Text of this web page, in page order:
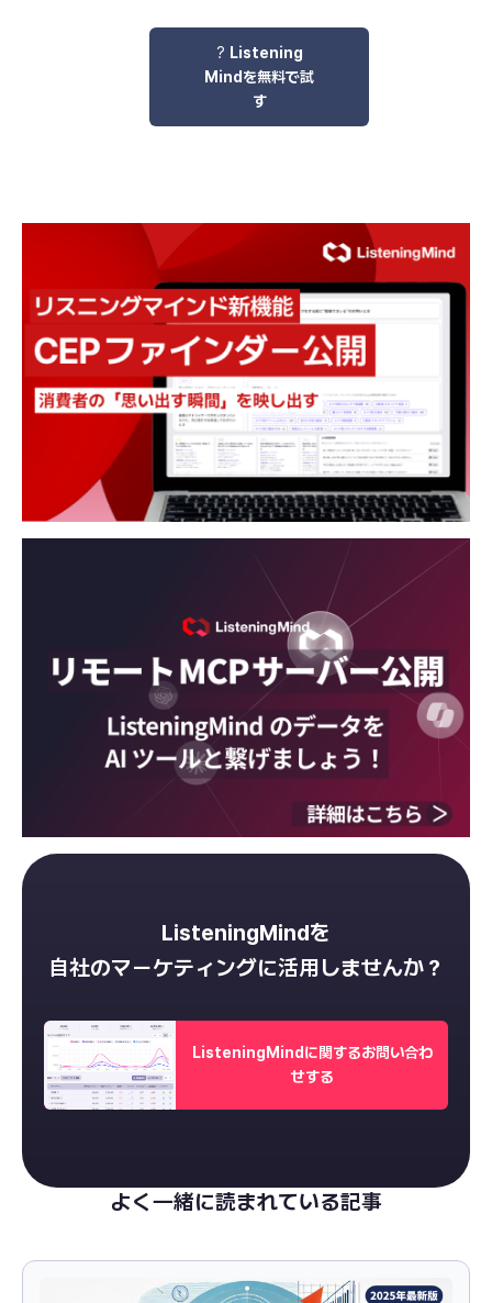
? Listening
Mindを無料で試
す
ListeningMindを
自社のマーケティングに活用しませんか？
ListeningMindに関するお問い合わ
せする
よく一緒に読まれている記事